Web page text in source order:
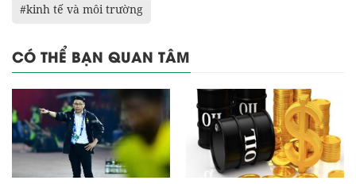
#kinh tế và môi trường
CÓ THỂ BẠN QUAN TÂM